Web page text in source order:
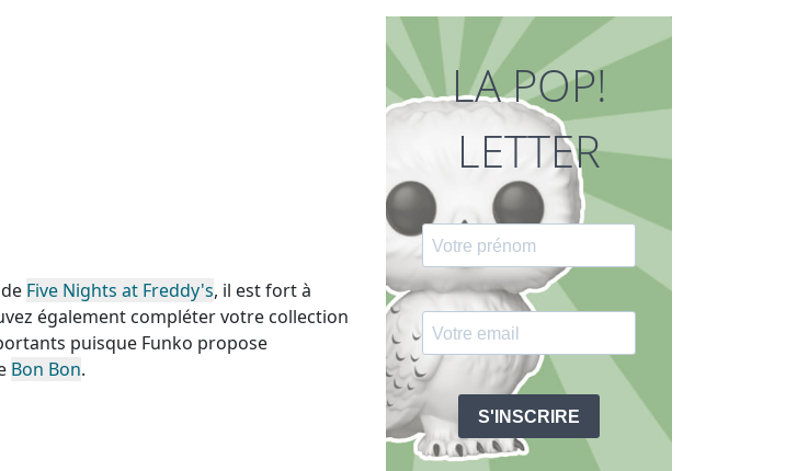
Five Nights at Freddy's, il est fort à
également compléter votre collection
puisque Funko propose
Bon Bon.
LA POP!
LETTER
S'INSCRIRE